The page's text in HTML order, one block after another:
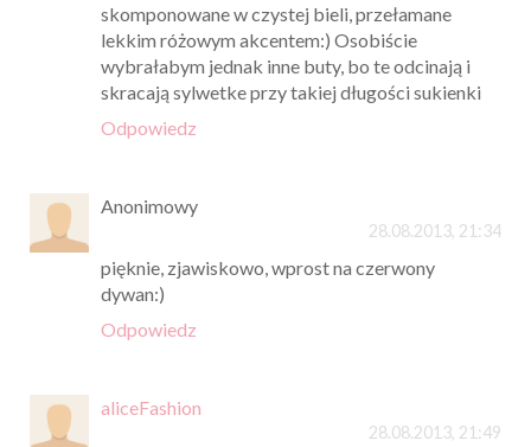
skomponowane w czystej bieli, przełamane
lekkim różowym akcentem:) Osobiście
wybrałabym jednak inne buty, bo te odcinają i
skracają sylwetke przy takiej długości sukienki
Odpowiedz
Anonimowy
28.08.2013, 21:34
pięknie, zjawiskowo, wprost na czerwony
dywan:)
Odpowiedz
aliceFashion
28.08.2013, 21:49